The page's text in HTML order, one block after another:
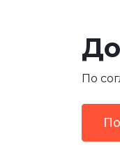
По